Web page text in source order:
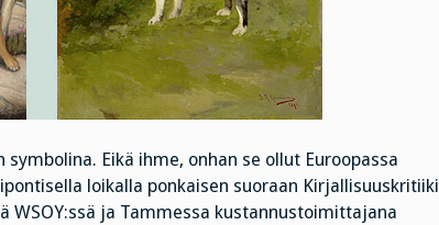
Eikä ihme, onhan se ollut Euroopassa
loikalla ponkaisen suoraan
WSOY:ssä ja Tammessa kustannustoimittajana